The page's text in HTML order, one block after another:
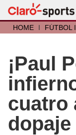
HOME I FÚTBOL
¡Paul
cuatro
dopaje